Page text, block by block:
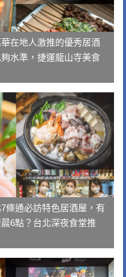
在地人激推的優秀居酒
水準，捷運龍山寺美食
條通必訪特色居酒屋，有
6點？台北深夜食堂推